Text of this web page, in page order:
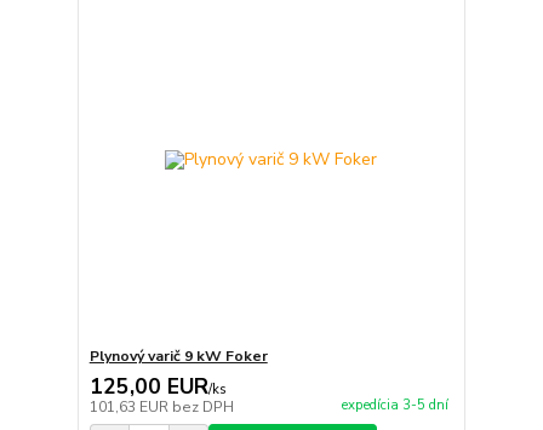
Plynový varič 9 kW Foker
125,00 EUR/ks
101,63 EUR bez DPH expedícia 3-5 dní